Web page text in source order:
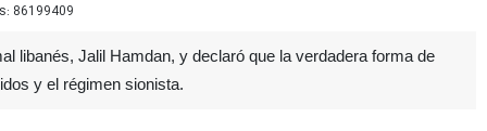
86199409
libanés, Jalil Hamdan, y declaró que la verdadera forma de
y el régimen sionista.